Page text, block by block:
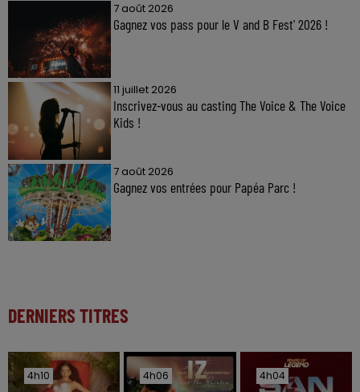
7 août 2026
Gagnez vos pass pour le V and B Fest' 2026 !
11 juillet 2026
Inscrivez-vous au casting The Voice & The Voice
Kids !
7 août 2026
Gagnez vos entrées pour Papéa Parc !
DERNIERS TITRES
4h10
4h10 4h06
4h06 4h04
4h04